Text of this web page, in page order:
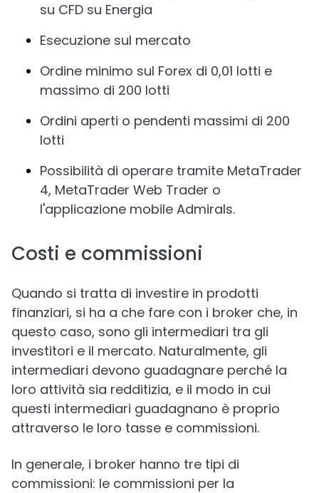
su CFD su Energia
Esecuzione sul mercato
Ordine minimo sul Forex di 0,01 lotti e
massimo di 200 lotti
Ordini aperti o pendenti massimi di 200
lotti
Possibilità di operare tramite MetaTrader
4, MetaTrader Web Trader o
l'applicazione mobile Admirals.
Costi e commissioni
Quando si tratta di investire in prodotti
finanziari, si ha a che fare con i broker che, in
questo caso, sono gli intermediari tra gli
investitori e il mercato. Naturalmente, gli
intermediari devono guadagnare perché la
loro attività sia redditizia, e il modo in cui
questi intermediari guadagnano è proprio
attraverso le loro tasse e commissioni.
In generale, i broker hanno tre tipi di
commissioni: le commissioni per la